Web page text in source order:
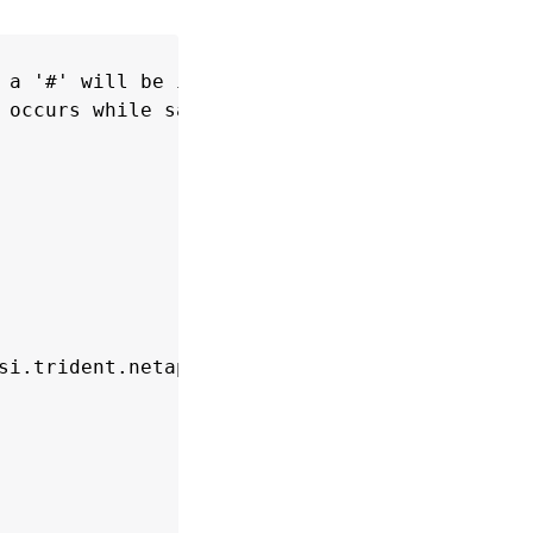
a '#' will be ignored,
while saving this file will be